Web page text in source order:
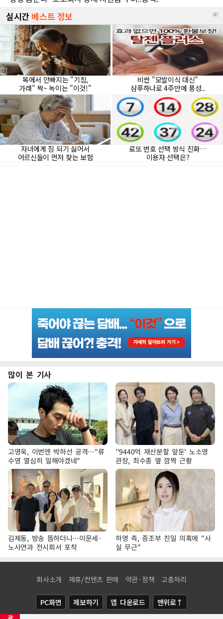
광
많이 본 기사
고영욱, 이번엔 박하선 공격…"류
수영 열심히 일해야겠네"
''9440억 재산분할 앞둔' 노소영
관장, 최수종 옆 깜짝 근황
김제동, 방송 뜸하더니…이문세·
노사연과 전시회서 포착
하영 측, 증조부 친일 의혹에 "사
실 무근"
회사소개 제휴/컨텐츠 판매 약관·정책 고충처리
PC화면 제보하기 앱 다운로드 맨위로↑